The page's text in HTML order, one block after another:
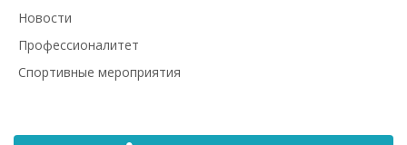
Новости
Профессионалитет
Спортивные мероприятия